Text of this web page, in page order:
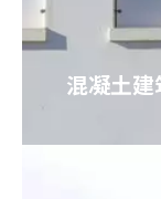
混凝土建